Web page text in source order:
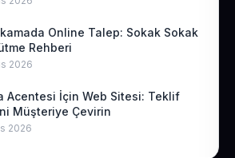
Online Talep: Sokak Sokak
Rehberi
2026
Acentesi İçin Web Sitesi: Teklif
Müşteriye Çevirin
2026